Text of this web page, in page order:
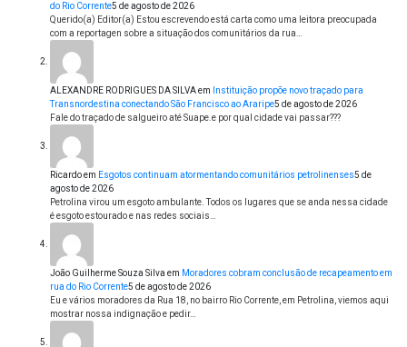
do Rio Corrente5 de agosto de 2026
Querido(a) Editor(a) Estou escrevendo está carta como uma leitora preocupada
com a reportagen sobre a situação dos comunitários da rua…
ALEXANDRE RODRIGUES DA SILVAem
Instituição propõe novo traçado para
Transnordestina conectando São Francisco ao Araripe5 de agosto de 2026
Fale do traçado de salgueiro até Suape.e por qual cidade vai passar???
Ricardoem Esgotos continuam atormentando comunitários petrolinenses5 de
agosto de 2026
Petrolina virou um esgoto ambulante. Todos os lugares que se anda nessa cidade
é esgoto estourado e nas redes sociais…
João Guilherme Souza Silva em Moradores cobram conclusão de recapeamento em
rua do Rio Corrente5 de agosto de 2026
Eu e vários moradores da Rua 18, no bairro Rio Corrente, em Petrolina, viemos aqui
mostrar nossa indignação e pedir…